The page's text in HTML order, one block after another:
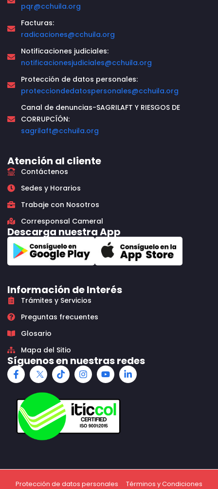
pqr@cchuila.org
Facturas:
radicaciones@cchuila.org
Notificaciones judiciales:
notificacionesjudiciales@cchuila.org
Protección de datos personales:
protecciondedatospersonales@cchuila.org
Canal de denuncias-SAGRILAFT Y RIESGOS DE
CORRUPCÍÓN:
sagrilaft@cchuila.org
Atención al cliente
Contáctenos
Sedes y Horarios
Trabaje con Nosotros
Corresponsal Cameral
Descarga nuestra App
Información de Interés
Trámites y Servicios
Preguntas frecuentes
Glosario
Mapa del Sitio
Síguenos en nuestras redes
Protección de datos personales
Términos y Condiciones